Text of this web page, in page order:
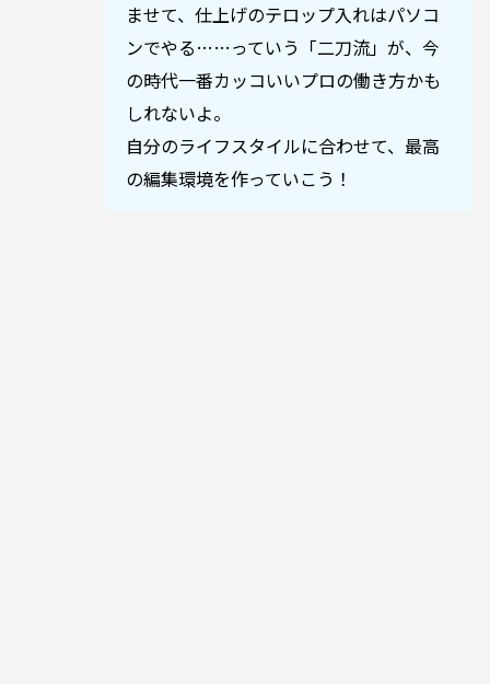
ませて、仕上げのテロップ入れはパソコ
ンでやる……っていう「二刀流」が、今
の時代一番カッコいいプロの働き方かも
しれないよ。
自分のライフスタイルに合わせて、最高
の編集環境を作っていこう！